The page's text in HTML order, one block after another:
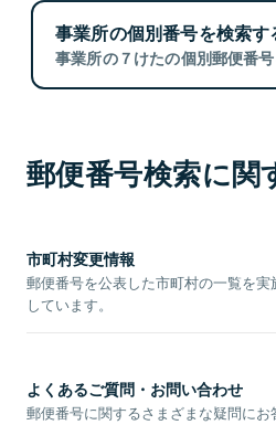
事業所の個別番号を検索す
事業所の７けたの個別郵便番号
郵便番号検索に関
市町村変更情報
郵便番号を公表した市町村の一覧を
しています。
よくあるご質問・お問い合わせ
郵便番号に関するさまざまな疑問にお